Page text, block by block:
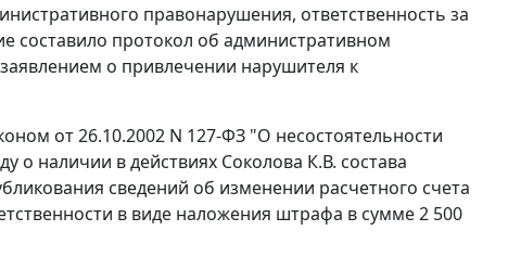
правонарушения, ответственность за
составило протокол об административном
о привлечении нарушителя к
от 26.10.2002 N 127-ФЗ "О несостоятельности
о наличии в действиях Соколова К.В. состава
сведений об изменении расчетного счета
в виде наложения штрафа в сумме 2 500